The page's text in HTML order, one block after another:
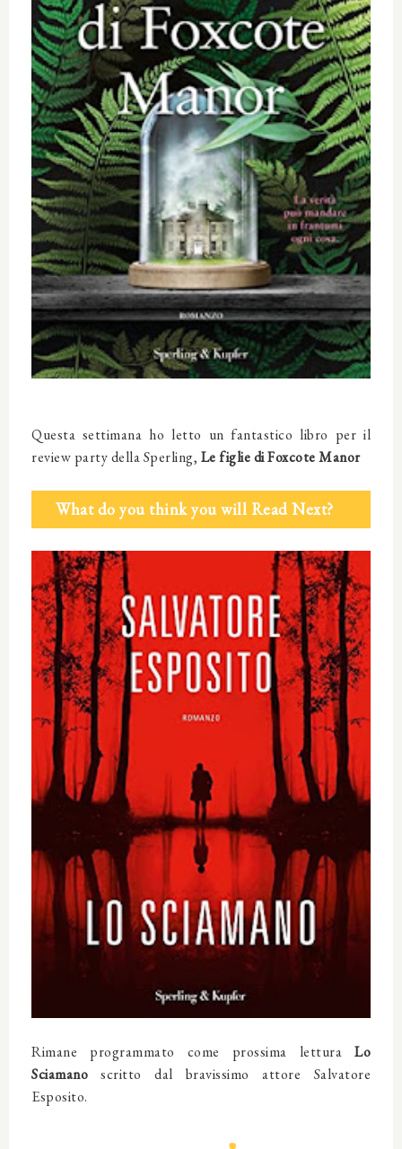
Questa settimana ho letto un fantastico libro per il
review party della Sperling, Le figlie di Foxcote Manor
What do you think you will Read Next?
Rimane programmato come prossima lettura Lo
Sciamanoscritto dal bravissimo attore Salvatore
Esposito.